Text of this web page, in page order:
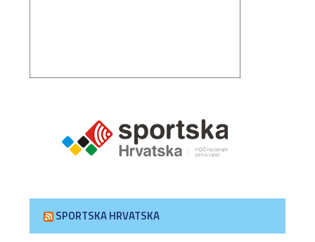
SPORTSKA HRVATSKA